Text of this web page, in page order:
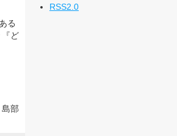
る
『ど
島部
RSS2.0